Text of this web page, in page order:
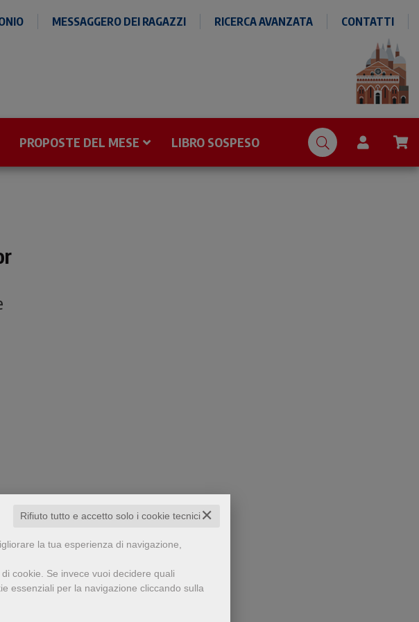
✕
Rifiuto tutto e accetto solo i cookie tecnici
la tua esperienza di navigazione,
cookie. Se invece vuoi decidere quali
essenziali per la navigazione cliccando sulla
MESSAGGERO DEI RAGAZZI RICERCA AVANZATA CONTATTI
PROPOSTE DEL MESE LIBRO SOSPESO